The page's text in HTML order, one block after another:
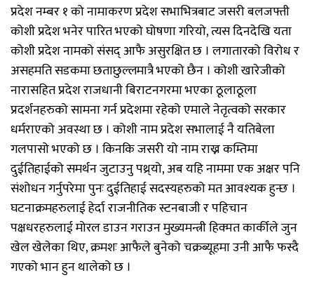
प्रदेश नम्बर १ को नामाकरण प्रदेश सभाभित्रबाट जसरी बलजफ्ती
कोशी प्रदेश भनेर पारित भएको घोषणा गरियो, त्यस दिनदेखि यता
कोशी प्रदेश नामको संसद् आफै असुरक्षित छ । लगातारको विरोध र
असहमति सडकमा छताछुल्लमात्रै भएको छैन । कोशी खारेजीको
नारासहित प्रदेश राजधानी बिराटनगरमा भएका ठूलाठूला
प्रदर्शनहरुको सामना गर्न प्रदेशमा रहेको एमाले नेतृत्वको सरकार
धर्मराएको अवस्था छ । कोशी नाम प्रदेश सभालाई नै यतिबेला
गलपासो भएको छ । किनकि जसरी यो नाम राख्न कम्तिमा
दुईतिहाईको समर्थन जुटाउनु पथ्र्यो, अब यहि नाममा एक अक्षर पनि
संशोधन गर्नुपरेमा पुनः दुईतिहाई सदस्यहरुको मत आवश्यक हुन्छ ।
घटनाक्रमहरुलाई हेर्दा राजनीतिक स्टनबाजी र पहिचान
पक्षधरहरुलाई मोरल डाउन गराउन मुख्यमन्त्री हिक्मत कार्कीले जुन
खेल खेलेका थिए, क्रमशः आफैले बुनेको चक्रब्यूहमा उनी आफै फस्दै
गएको भान हुन थालेको छ ।